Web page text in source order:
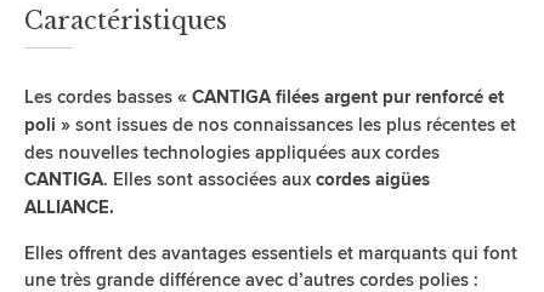
Caractéristiques
Les cordes basses « CANTIGA filées argent pur renforcé et
poli » sont issues de nos connaissances les plus récentes et
des nouvelles technologies appliquées aux cordes
CANTIGA. Elles sont associées aux cordes aigües
ALLIANCE.
Elles offrent des avantages essentiels et marquants qui font
une très grande différence avec d’autres cordes polies :